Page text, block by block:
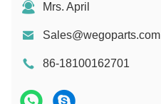
Mrs. April
Sales@wegoparts.com
86-18100162701